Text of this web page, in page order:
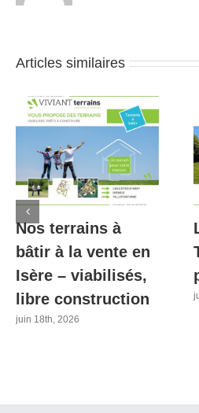
Articles similaires
Nos terrains à
bâtir à la vente en
Isère – viabilisés,
libre construction
juin 18th, 2026